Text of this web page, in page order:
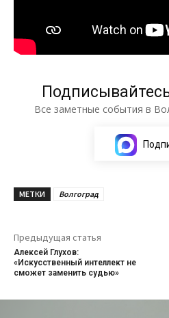
Все заметные события в
МЕТКИ Волгоград
Предыдущая статья
Алексей Глухов:
«Искусственный интеллект не
сможет заменить судью»